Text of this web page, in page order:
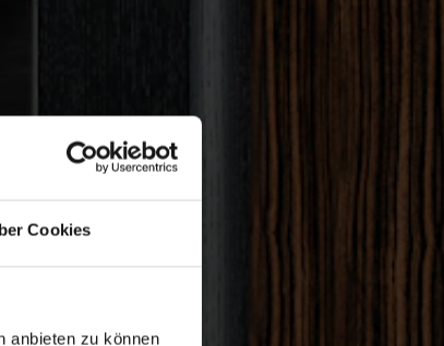
Cookies
anbieten zu können